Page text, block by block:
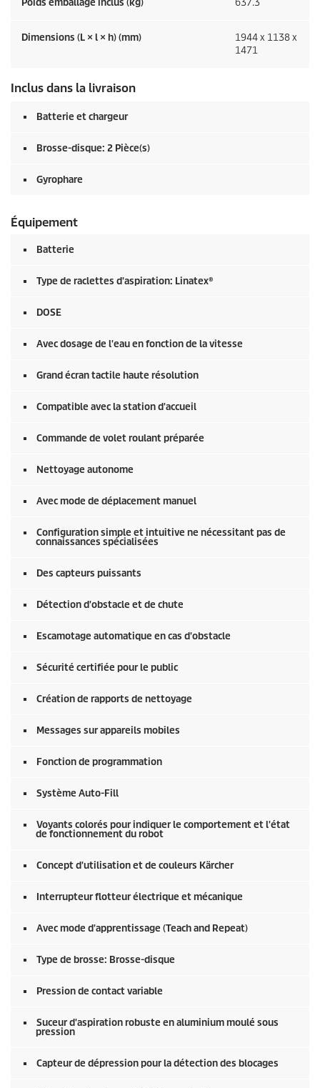
Poids emballage inclus (kg) 637.3
Dimensions (L × l × h) (mm)
1944 x 1138 x
1471
Inclus dans la livraison
Batterie et chargeur
Brosse-disque: 2 Pièce(s)
Gyrophare
Équipement
Batterie
Type de raclettes d'aspiration: Linatex®
DOSE
Avec dosage de l'eau en fonction de la vitesse
Grand écran tactile haute résolution
Compatible avec la station d'accueil
Commande de volet roulant préparée
Nettoyage autonome
Avec mode de déplacement manuel
Configuration simple et intuitive ne nécessitant pas de
connaissances spécialisées
Des capteurs puissants
Détection d'obstacle et de chute
Escamotage automatique en cas d'obstacle
Sécurité certifiée pour le public
Création de rapports de nettoyage
Messages sur appareils mobiles
Fonction de programmation
Système Auto-Fill
Voyants colorés pour indiquer le comportement et l'état
de fonctionnement du robot
Concept d'utilisation et de couleurs Kärcher
Interrupteur flotteur électrique et mécanique
Avec mode d'apprentissage (Teach and Repeat)
Type de brosse: Brosse-disque
Pression de contact variable
Suceur d'aspiration robuste en aluminium moulé sous
pression
Capteur de dépression pour la détection des blocages